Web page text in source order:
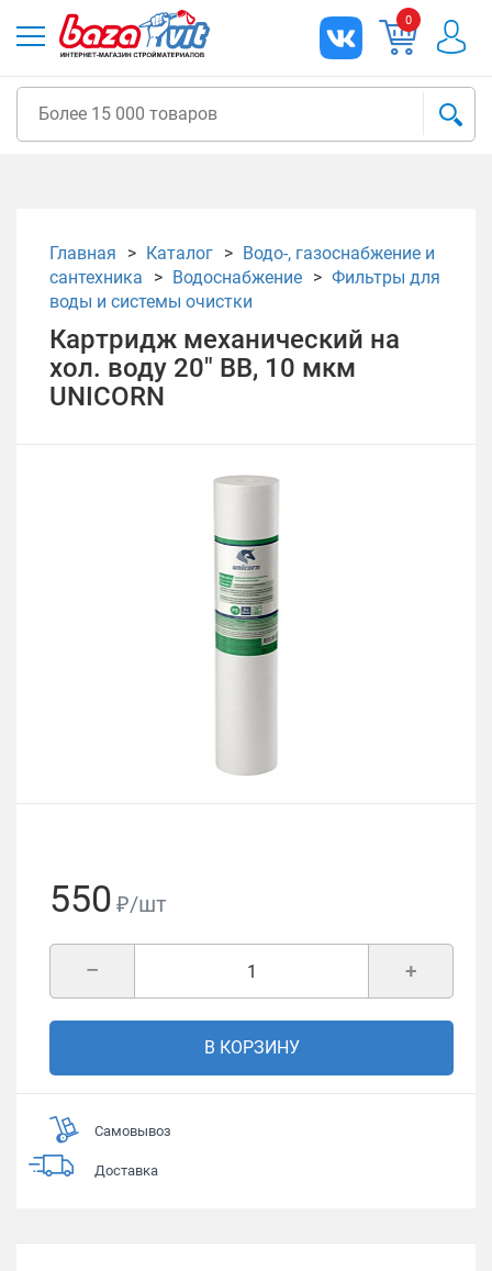
0
Главная Каталог
Водо-, газоснабжение и
сантехника
Водоснабжение
Фильтры для
воды и системы очистки
Картридж механический на
хол. воду 20" ВВ, 10 мкм
UNICORN
550 ₽/шт
+
–
В КОРЗИНУ
Самовывоз
Доставка